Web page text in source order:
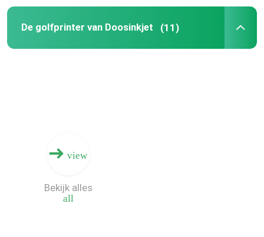
Nieuws
De golfprinter van Doosinkjet (11)
view
all
Bekijk alles